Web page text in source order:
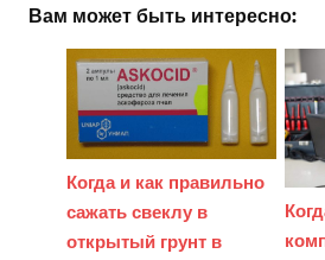
Вам может быть интересно:
Когда и как правильно
сажать свеклу в
открытый грунт в